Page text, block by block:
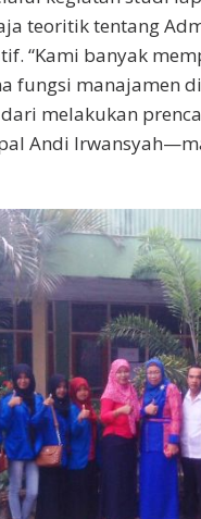
teoritik tentang
“Kami banyak
fungsi manajamen
melakukan
Andi